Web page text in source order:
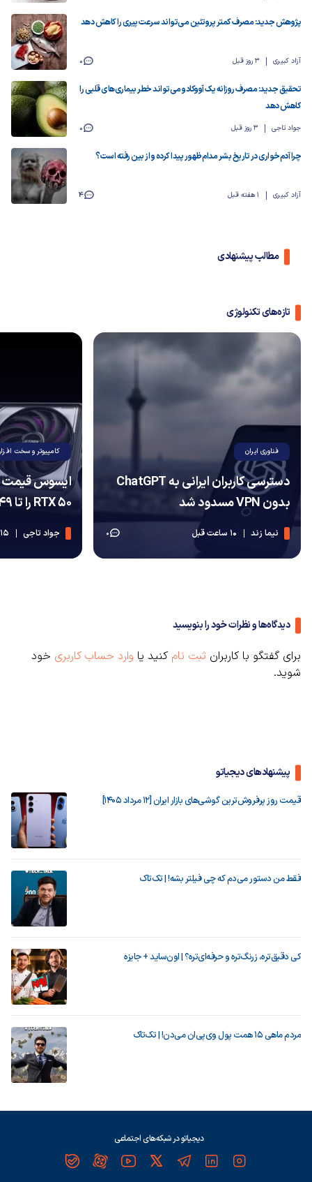
پژوهش جدید: مصرف کمتر پروتئین می‌تواند سرعت پیری را کاهش دهد
آزاد کبیری 3 روز قبل 0
تحقیق جدید: مصرف روزانه یک آووکادو می‌تواند خطر بیماری‌های قلبی را
کاهش دهد
جواد تاجی 3 روز قبل 0
چرا آدم‌خواری در تاریخ بشر مدام ظهور پیدا کرده و از بین رفته است؟
آزاد کبیری 1 هفته قبل 4
مطالب پیشنهادی
تازه‌های تکنولوژی
فناوری ایران
دسترسی کاربران ایرانی به ChatGPT
بدون VPN مسدود شد
نیما زند 10 ساعت قبل 0
کامپیوتر و سخت
ایسوس قیمت
RTX 50 را تا ۴۹ درصد افزایش داد
جواد تاجی 15 ساعت قبل
دیدگاه‌ها و نظرات خود را بنویسید
برای گفتگو با کاربران ثبت نام کنید یا وارد حساب کاربری خود
شوید.
پیشنهادهای دیجیاتو
قیمت روز پرفروش‌ترین گوشی‌های بازار ایران [12 مرداد 1405]
فقط من دستور می‌دم که چی فیلتر بشه! | تک‌تاک
کی دقیق‌تره، زرنگ‌تره و حرفه‌ای‌تره؟ | اون‌ساید + جایزه
مردم ماهی ۱۵ همت پول وی‌پی‌ان می‌دن! | تک‌تاک
دیجیاتو در شبکه‌های اجتماعی